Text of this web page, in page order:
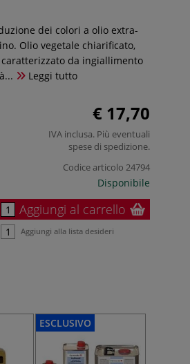
dei colori a olio extra-
Olio vegetale chiarificato,
da ingiallimento
Leggi tutto
€ 17,70
IVA inclusa. Più eventuali
spese di spedizione.
Codice articolo 24794
Disponibile
Aggiungi al carrello
Aggiungi alla lista desideri
ESCLUSIVO